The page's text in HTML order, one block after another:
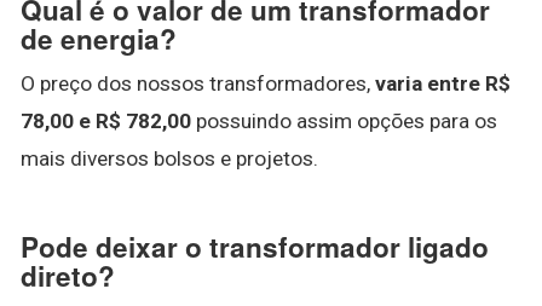
Qual é o valor de um transformador
de energia?
O preço dos nossos transformadores, varia entre R$
78,00 e R$ 782,00 possuindo assim opções para os
mais diversos bolsos e projetos.
Pode deixar o transformador ligado
direto?